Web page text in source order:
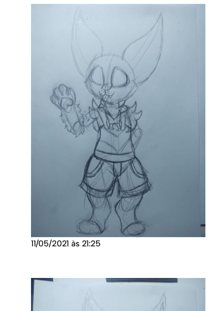
11/05/2021 às 21:25